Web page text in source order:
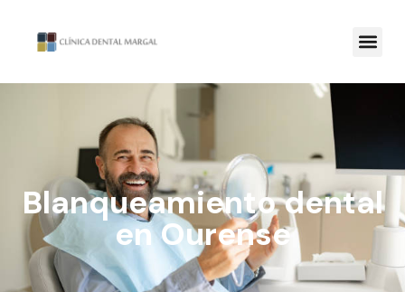
Blanqueamiento dental
en Ourense